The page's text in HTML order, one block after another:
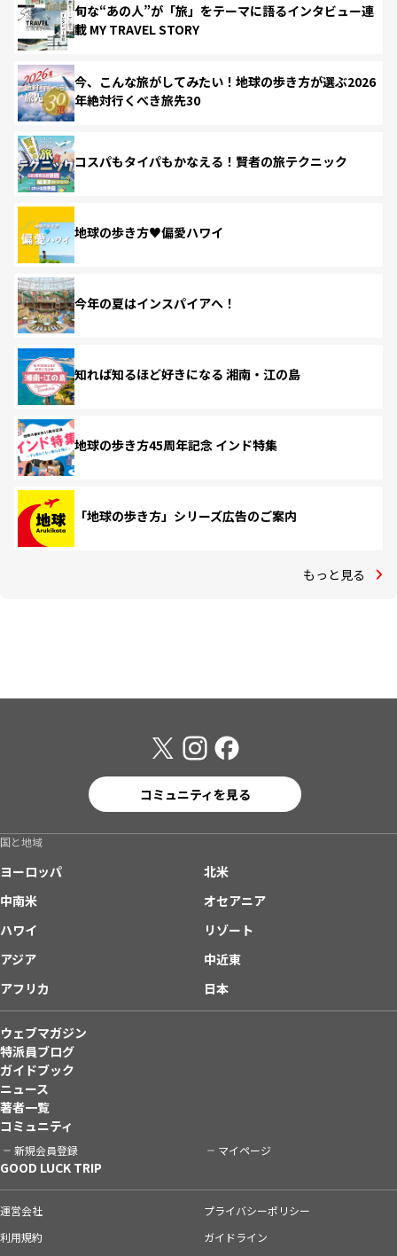
旬な“あの人”が「旅」をテーマに語るインタビュー連
載 MY TRAVEL STORY
今、こんな旅がしてみたい！地球の歩き方が選ぶ2026
年絶対行くべき旅先30
コスパもタイパもかなえる！賢者の旅テクニック
地球の歩き方♥偏愛ハワイ
今年の夏はインスパイアへ！
知れば知るほど好きになる 湘南・江の島
地球の歩き方45周年記念 インド特集
「地球の歩き方」シリーズ広告のご案内
もっと見る
コミュニティを見る
国と地域
ヨーロッパ
北米
中南米
オセアニア
ハワイ
リゾート
アジア
中近東
アフリカ
日本
ウェブマガジン
特派員ブログ
ガイドブック
ニュース
著者一覧
コミュニティ
新規会員登録 マイページ
GOOD LUCK TRIP
運営会社
プライバシーポリシー
利用規約
ガイドライン